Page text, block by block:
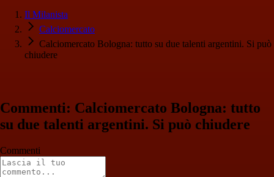
Il Milanista
Calciomercato
Calciomercato Bologna: tutto su due talenti argentini. Si può
chiudere
Commenti: Calciomercato Bologna: tutto
su due talenti argentini. Si può chiudere
Commenti